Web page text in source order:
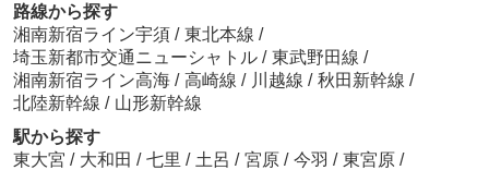
路線から探す
湘南新宿ライン宇須 / 東北本線 /
埼玉新都市交通ニューシャトル / 東武野田線 /
湘南新宿ライン高海 / 高崎線 / 川越線 / 秋田新幹線 /
北陸新幹線 / 山形新幹線
駅から探す
東大宮 / 大和田 / 七里 / 土呂 / 宮原 / 今羽 / 東宮原 /